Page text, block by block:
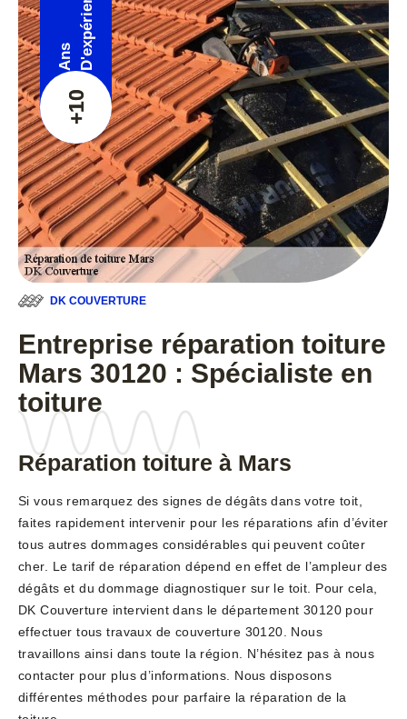
+10
Ans D'expérience
DK COUVERTURE
Entreprise réparation toiture
Mars 30120 : Spécialiste en
toiture
Réparation toiture à Mars
Si vous remarquez des signes de dégâts dans votre toit,
faites rapidement intervenir pour les réparations afin d’éviter
tous autres dommages considérables qui peuvent coûter
cher. Le tarif de réparation dépend en effet de l’ampleur des
dégâts et du dommage diagnostiquer sur le toit. Pour cela,
DK Couverture intervient dans le département 30120 pour
effectuer tous travaux de couverture 30120. Nous
travaillons ainsi dans toute la région. N’hésitez pas à nous
contacter pour plus d’informations. Nous disposons
différentes méthodes pour parfaire la réparation de la